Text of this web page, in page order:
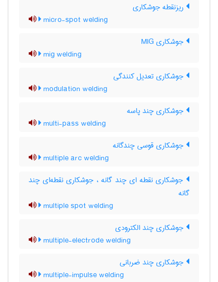
ریزنقطه جوشکاری
micro-spot welding
جوشکاری MIG
mig welding
جوشکاری تعدیل کنندگی
modulation welding
جوشکاری چند پاسه
multi-pass welding
جوشکاری قوسی چندگانه
multiple arc welding
جوشکاری نقطه ای چند گانه ، جوشکاری نقطه‌ای چند
گانه
multiple spot welding
جوشکاری چند الکترودی
multiple-electrode welding
جوشکاری چند ضربانی
multiple-impulse welding